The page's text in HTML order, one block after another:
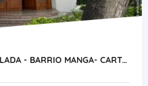
ALQUILER DE CASA AMOBLADA - BARRIO MANGA- CARTAGENA -COLOMBIA